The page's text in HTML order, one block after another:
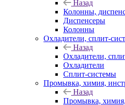
Назад
Колонны,
Диспенсеры
Колонны
Охладители, сплит-
Назад
Охладители,
Охладители
Сплит-системы
Промывка, химия,
Назад
Промывка,